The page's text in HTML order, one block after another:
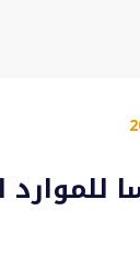
للموارد